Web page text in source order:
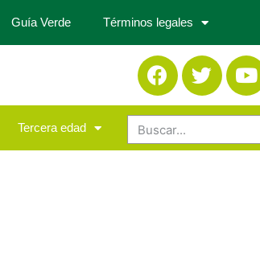
Guía Verde Términos legales
Tercera edad